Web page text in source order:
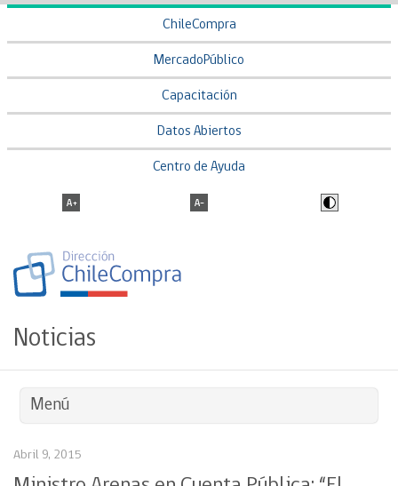
ChileCompra
MercadoPúblico
Capacitación
Datos Abiertos
Centro de Ayuda
Noticias
Menú
Abril 9, 2015